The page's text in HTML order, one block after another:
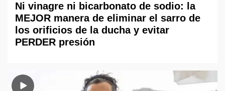
Ni vinagre ni bicarbonato de sodio: la
MEJOR manera de eliminar el sarro de
los orificios de la ducha y evitar
PERDER presión